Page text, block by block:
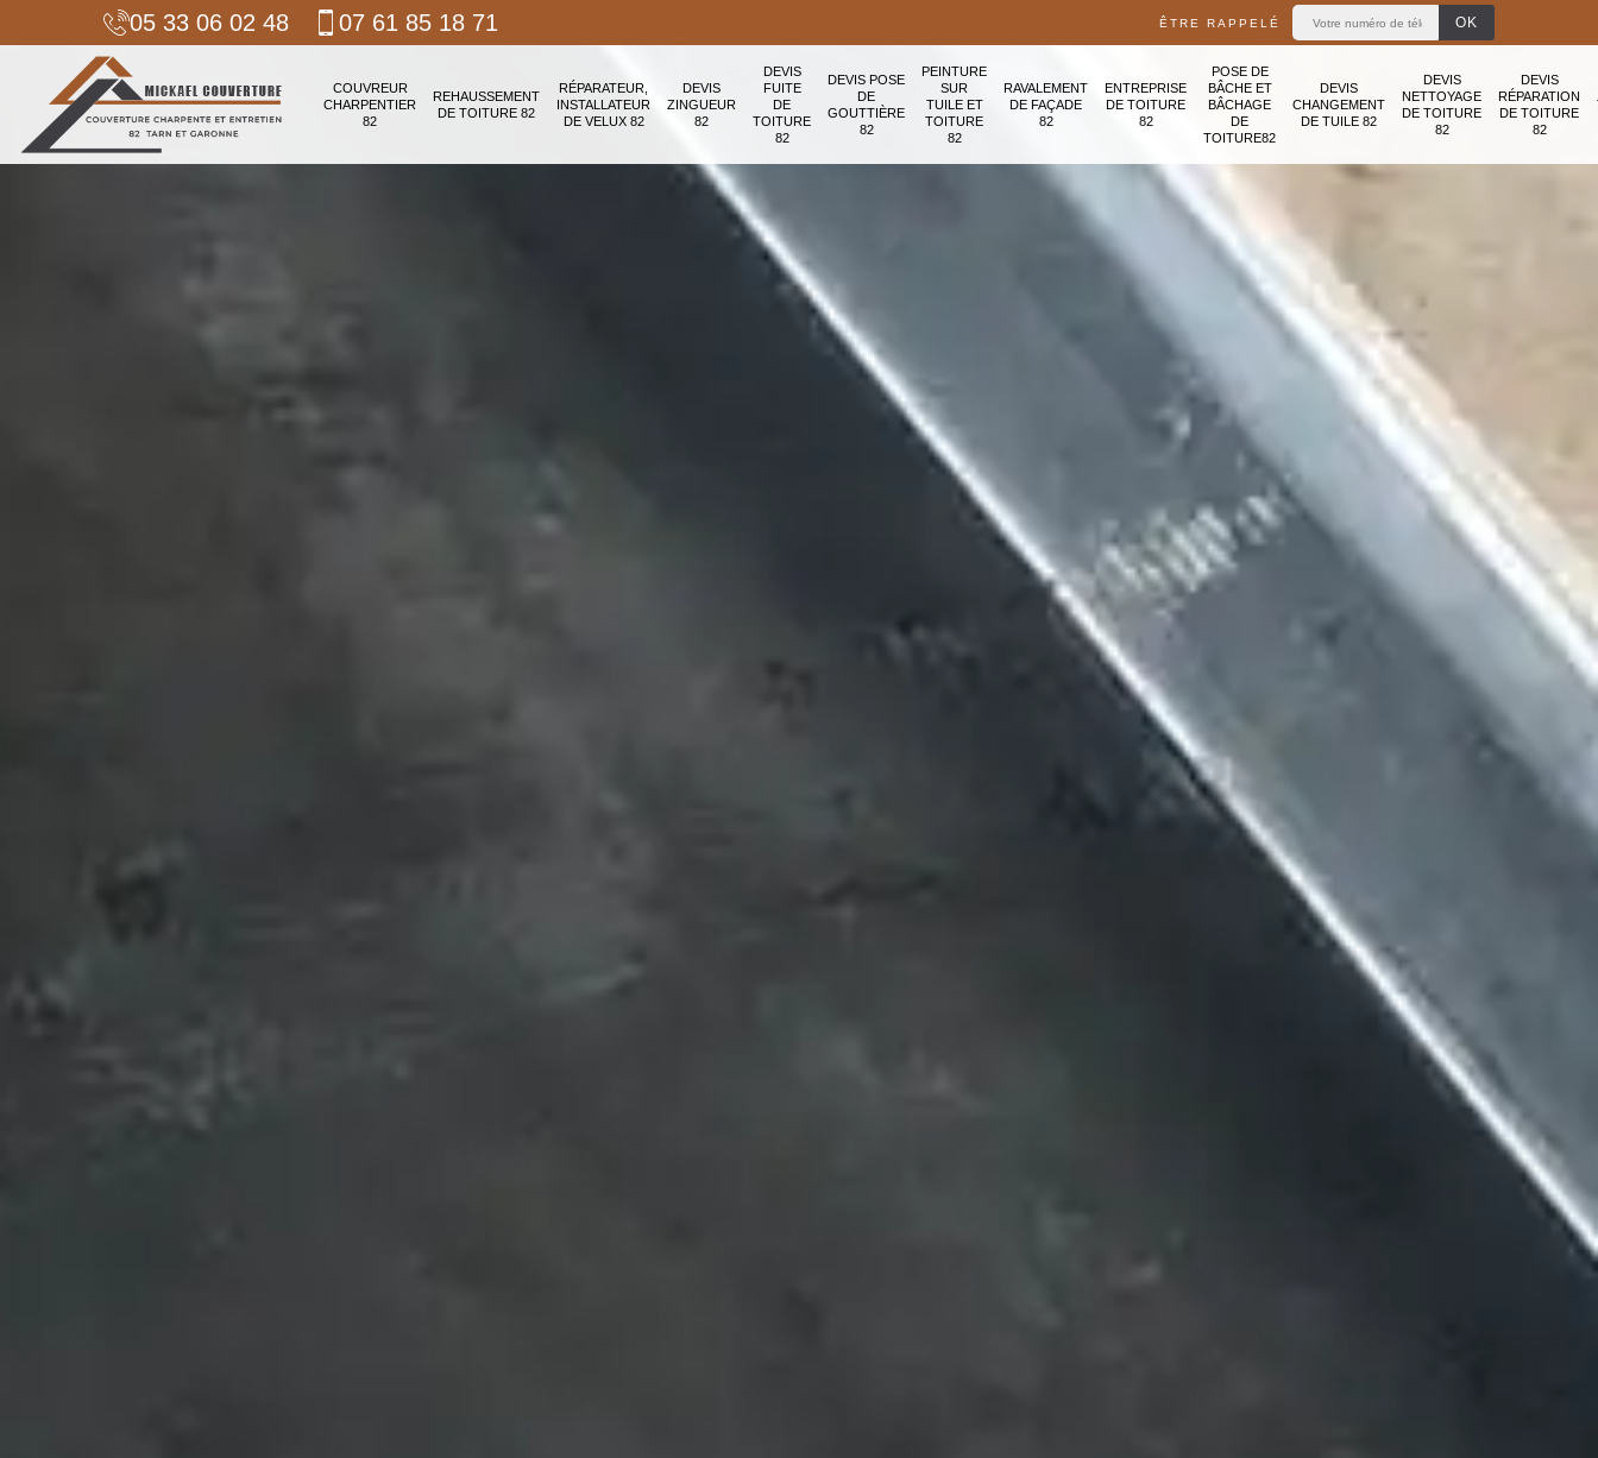
05 33 06 02 48 07 61 85 18 71 ÊTRE RAPPELÉ
COUVREUR
CHARPENTIER
82
REHAUSSEMENT
DE TOITURE 82
RÉPARATEUR,
INSTALLATEUR
DE VELUX 82
DEVIS
ZINGUEUR
82
DEVIS
FUITE
DE
TOITURE
82
DEVIS POSE
DE
GOUTTIÈRE
82
PEINTURE
SUR
TUILE ET
TOITURE
82
RAVALEMENT
DE FAÇADE
82
ENTREPRISE
DE TOITURE
82
POSE DE
BÂCHE ET
BÂCHAGE
DE
TOITURE82
DEVIS
CHANGEMENT
DE TUILE 82
DEVIS
NETTOYAGE
DE TOITURE
82
DEVIS
RÉPARATION
DE TOITURE
82